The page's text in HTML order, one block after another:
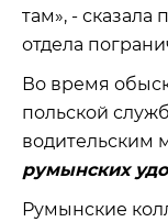
там», - сказала
отдела
Во время
польской
водительским
румынских
Румынские